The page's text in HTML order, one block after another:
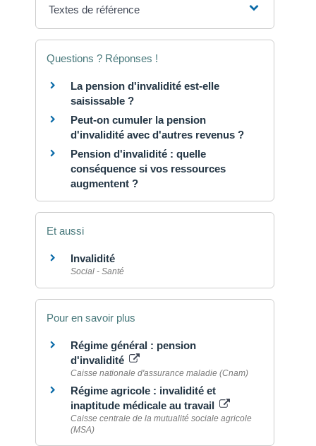
Textes de référence
Questions ? Réponses !
La pension d'invalidité est-elle
saisissable ?
Peut-on cumuler la pension
d'invalidité avec d'autres revenus ?
Pension d'invalidité : quelle
conséquence si vos ressources
augmentent ?
Et aussi
Invalidité
Social - Santé
Pour en savoir plus
Régime général : pension
d'invalidité
Caisse nationale d'assurance maladie (Cnam)
Régime agricole : invalidité et
inaptitude médicale au travail
Caisse centrale de la mutualité sociale agricole
(MSA)